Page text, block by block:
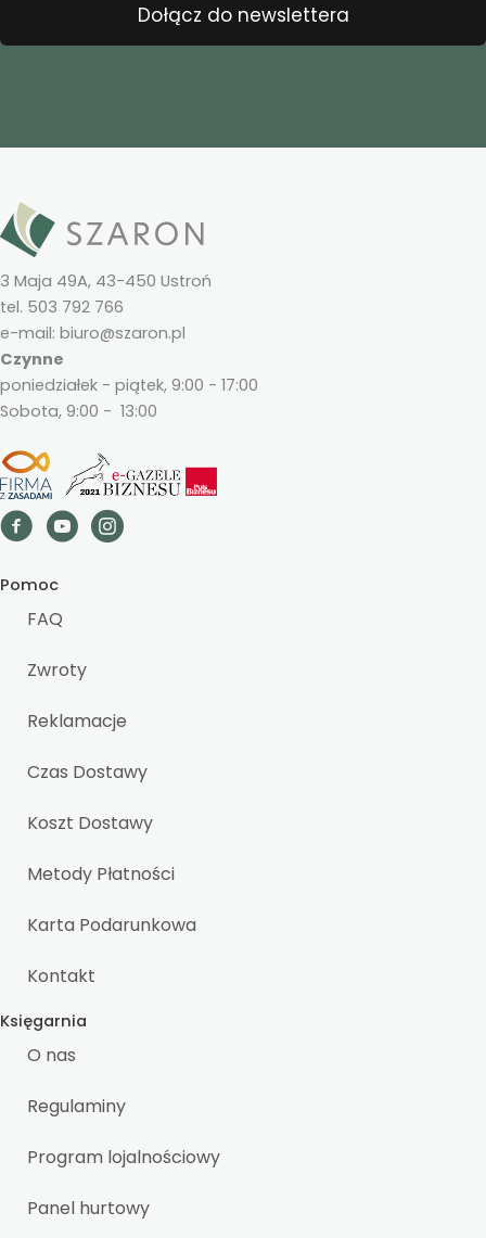
Dołącz do newslettera
3 Maja 49A, 43-450 Ustroń
tel. 503 792 766
e-mail: biuro@szaron.pl
Czynne
poniedziałek - piątek, 9:00 - 17:00
Sobota, 9:00 - 13:00
Pomoc
FAQ
Zwroty
Reklamacje
Czas Dostawy
Koszt Dostawy
Metody Płatności
Karta Podarunkowa
Kontakt
Księgarnia
O nas
Regulaminy
Program lojalnościowy
Panel hurtowy